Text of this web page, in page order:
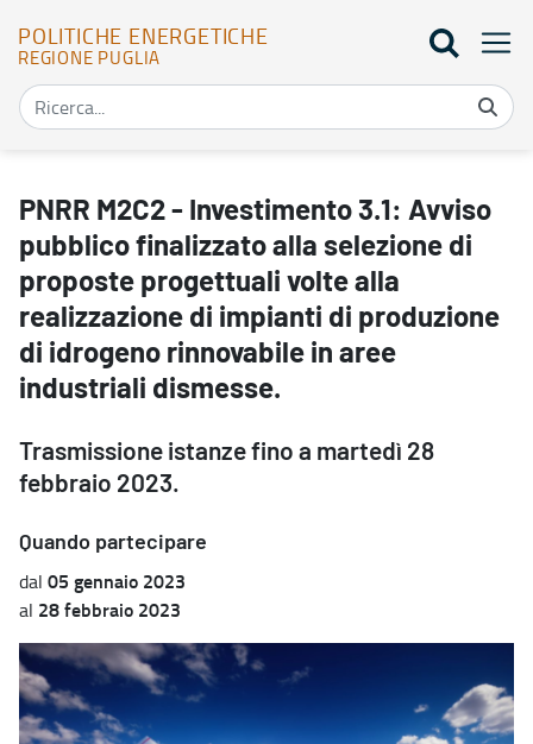
POLITICHE ENERGETICHE
REGIONE PUGLIA
PNRR M2C2 - Investimento 3.1: Avviso
pubblico finalizzato alla selezione di
proposte progettuali volte alla
realizzazione di impianti di produzione
di idrogeno rinnovabile in aree
industriali dismesse.
Trasmissione istanze fino a martedì 28
febbraio 2023.
Quando partecipare
dal 05 gennaio 2023
al 28 febbraio 2023